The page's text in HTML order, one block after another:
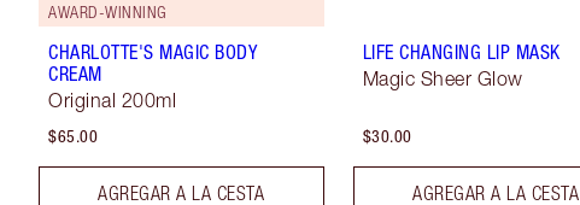
AWARD-WINNING
CHARLOTTE'S MAGIC BODY
CREAM
Original 200ml
$65.00
AGREGAR A LA CESTA
LIFE CHANGING LIP MASK
Magic Sheer Glow
$30.00
AGREGAR A LA CESTA